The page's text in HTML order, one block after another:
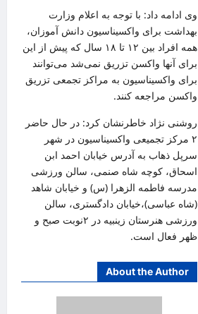
وی ادامه داد: با توجه به اعلام وزارت
بهداشت برای واکسیناسیون دانش آموزان،
همه افراد بین ۱۲ تا ۱۸ سال که پیش از این
برای آنها واکسن تزریق نمی‌شد می‌توانند
برای واکسیناسیون به مراکز تجمعی تزریق
واکسن مراجعه کنند.
روشنی نژاد خاطرنشان کرد: در حال حاضر
۲ مرکز تجمیعی واکسیناسیون در شهر
سرپل ذهاب به آدرس خیابان احمد ابن
اسحاق، کوچه شاه صنمی، سالن ورزشی
مدرسه فاطمه الزهرا (س) و خیابان شاهد
(شاه عباسی)،خیابان دادگستری، سالن
ورزشی هنرستان زینبیه در ۲نوبت
صبح و
ظهر فعال است.
About the Author